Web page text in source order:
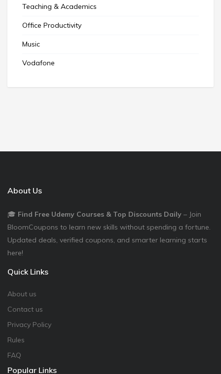
Teaching & Academics
Office Productivity
Music
Vodafone
About Us
🎓 Find Free Udemy Courses & Top Discounts Daily – Join
BloomCoupons to learn new skills without spending a fortune.
Updated deals, verified coupons, and smarter learning starts
here!
Quick Links
About us
Contact us
Privacy Policy
Rules
FAQ
Popular Links